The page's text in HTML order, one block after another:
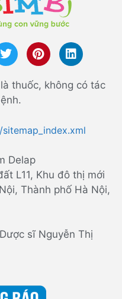
thuốc, không có tác
Delap
L11, Khu đô thị mới
Thành phố Hà Nội,
sĩ Nguyễn Thị